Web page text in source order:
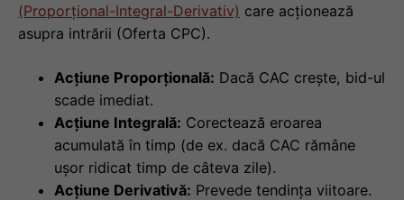
(Proporțional-Integral-Derivativ) care acționează
asupra intrării (Oferta CPC).
Acțiune Proporțională: Dacă CAC crește, bid-ul
scade imediat.
Acțiune Integrală: Corectează eroarea
acumulată în timp (de ex. dacă CAC rămâne
ușor ridicat timp de câteva zile).
Acțiune Derivativă: Prevede tendința viitoare.